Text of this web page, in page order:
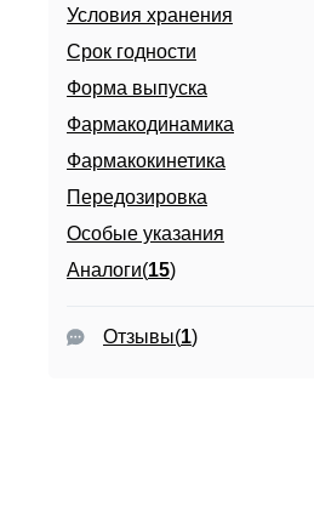
Условия хранения
Срок годности
Форма выпуска
Фармакодинамика
Фармакокинетика
Передозировка
Особые указания
Аналоги(15)
Отзывы(1)